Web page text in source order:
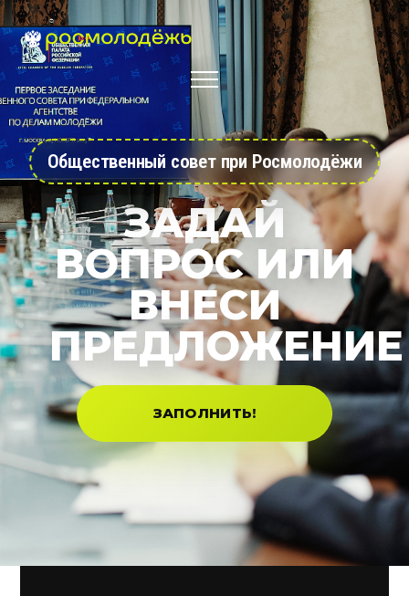
Общественный совет при Росмолодёжи
ЗАДАЙ
ВОПРОС ИЛИ
ВНЕСИ
ПРЕДЛОЖЕНИЕ
ЗАПОЛНИТЬ!